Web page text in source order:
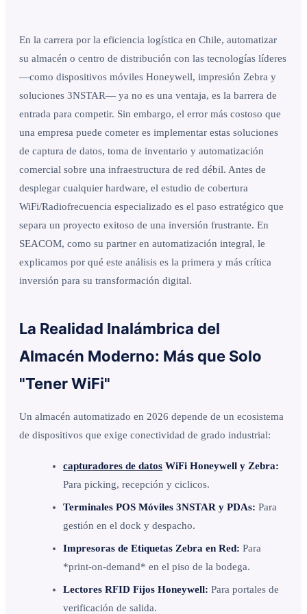
En la carrera por la eficiencia logística en Chile, automatizar
su almacén o centro de distribución con las tecnologías líderes
—como dispositivos móviles Honeywell, impresión Zebra y
soluciones 3NSTAR— ya no es una ventaja, es la barrera de
entrada para competir. Sin embargo, el error más costoso que
una empresa puede cometer es implementar estas soluciones
de captura de datos, toma de inventario y automatización
comercial sobre una infraestructura de red débil. Antes de
desplegar cualquier hardware, el estudio de cobertura
WiFi/Radiofrecuencia especializado es el paso estratégico que
separa un proyecto exitoso de una inversión frustrante. En
SEACOM, como su partner en automatización integral, le
explicamos por qué este análisis es la primera y más crítica
inversión para su transformación digital.
La Realidad Inalámbrica del
Almacén Moderno: Más que Solo
"Tener WiFi"
Un almacén automatizado en 2026 depende de un ecosistema
de dispositivos que exige conectividad de grado industrial:
capturadores de datos WiFi Honeywell y Zebra:
Para picking, recepción y ciclicos.
Terminales POS Móviles 3NSTAR y PDAs: Para
gestión en el dock y despacho.
Impresoras de Etiquetas Zebra en Red: Para
*print-on-demand* en el piso de la bodega.
Lectores RFID Fijos Honeywell: Para portales de
verificación de salida.